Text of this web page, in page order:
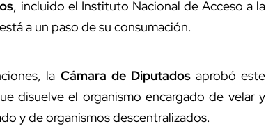
, incluido el Instituto Nacional de Acceso a la
a un paso de su consumación.
la Cámara de Diputadosaprobó este
disuelve el organismo encargado de velar y
y de organismos descentralizados.